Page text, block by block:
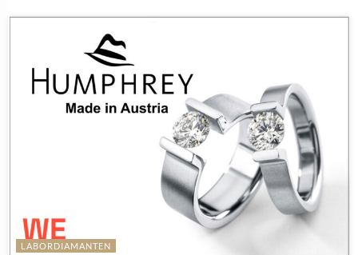
LABORDIAMANTEN